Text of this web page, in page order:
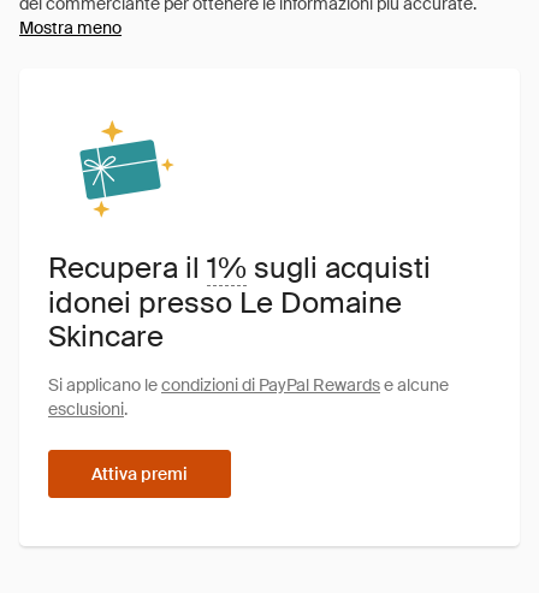
Mostra meno
Recupera il 1% sugli acquisti
idonei presso Le Domaine
Skincare
Si applicano lecondizioni di PayPal Rewardse alcune
esclusioni.
Attiva premi